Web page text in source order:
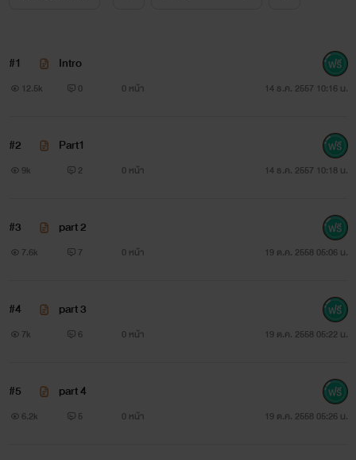
โกบอล ชายที่ปราถนาจะแก้แค้นแทนน้องสาวที่ตาย เมื่อมี
ทุกอย่างเสมอ คนที่ไม่เคยมีความรักให้มาก่อนกลับมาตกม้าตาย
เพราะดันไปหลงรัก คนที่ตัวเองเผลอใจไปข่มขืน...
[บทสนทนาโดยย่อ]
#1 Intro
12.5k 0 0 หน้า 14 ธ.ค. 2557 10:16 น.
#2 Part1
9k 2 0 หน้า 14 ธ.ค. 2557 10:18 น.
#3 part 2
7.6k 7 0 หน้า 19 ต.ค. 2558 05:06 น.
#4 part 3
7k 6 0 หน้า 19 ต.ค. 2558 05:22 น.
#5 part 4
6.2k 5 0 หน้า 19 ต.ค. 2558 05:26 น.